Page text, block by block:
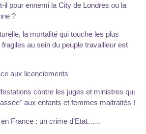
il pour ennemi la City de Londres ou la
?
la mortalité qui touche les plus
au sein du peuple travailleur est
aux licenciements
contre les juges et ministres qui
aux enfants et femmes maltraités !
France : un crime d’Etat…...